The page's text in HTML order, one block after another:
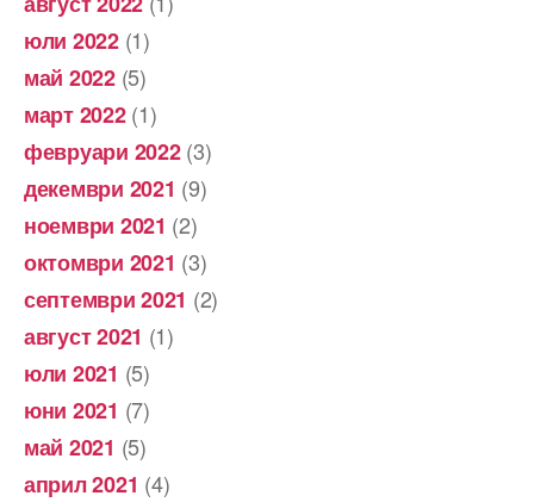
юли 2022(1)
май 2022(5)
март 2022(1)
февруари 2022(3)
декември 2021 (9)
ноември 2021 (2)
октомври 2021 (3)
септември 2021 (2)
август 2021 (1)
юли 2021 (5)
юни 2021 (7)
май 2021 (5)
април 2021 (4)